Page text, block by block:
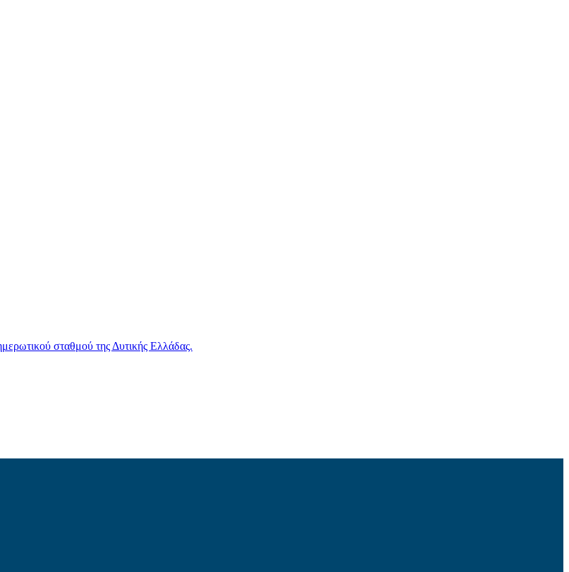
σταθμού της Δυτικής Ελλάδας.